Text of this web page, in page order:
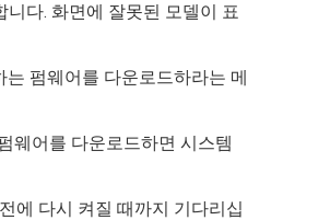
다. 화면에 잘못된 모델이 표
펌웨어를 다운로드하라는 메
웨어를 다운로드하면 시스템
에 다시 켜질 때까지 기다리십